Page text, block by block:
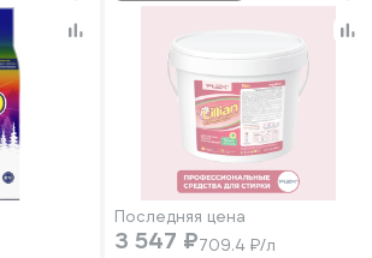
Последняя цена
3 547 ₽709.4 ₽/л